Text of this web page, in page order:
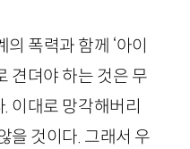
폭력과 함께 ‘아이
견뎌야 하는 것은 무
이대로 망각해버리
을 것이다. 그래서 우